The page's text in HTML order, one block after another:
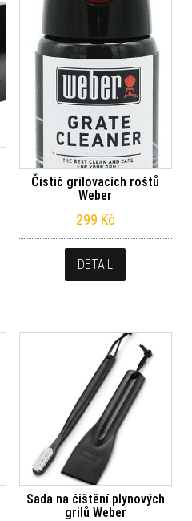
Čistič grilovacích roštů
Weber
299 Kč
DETAIL
Sada na čištění plynových
grilů Weber